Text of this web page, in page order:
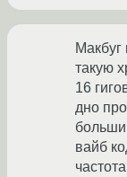
такую
16
дно
вайб